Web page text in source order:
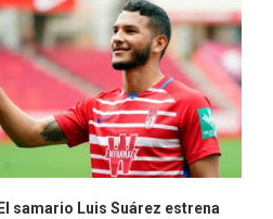
El samario Luis Suárez estrena